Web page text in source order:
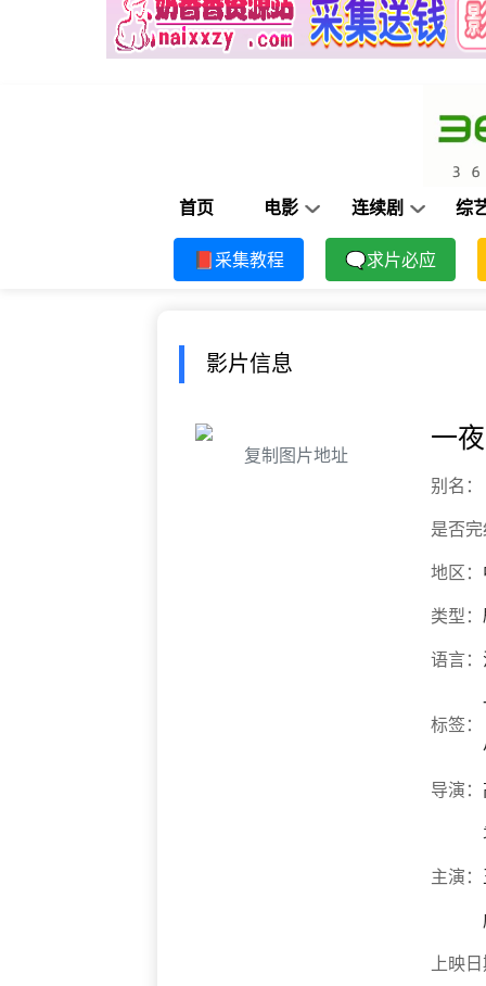
首页 电影 连续剧 综
📕采集教程 🗨求片必应
影片信息
复制图片地址
一
别名：
是否
地区：
类型：
语言：
标签：
导演：
主演：
上映